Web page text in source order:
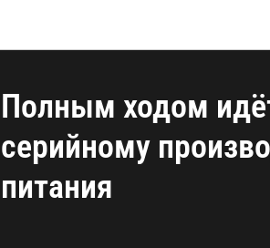
Полным ходом
серийному
питания